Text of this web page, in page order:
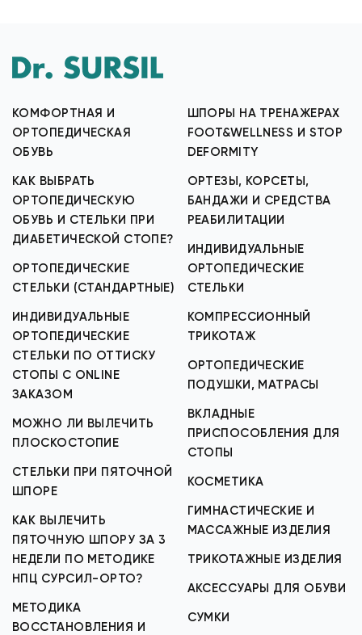
КОМФОРТНАЯ И
ОРТОПЕДИЧЕСКАЯ
ОБУВЬ
КАК ВЫБРАТЬ
ОРТОПЕДИЧЕСКУЮ
ОБУВЬ И СТЕЛЬКИ ПРИ
ДИАБЕТИЧЕСКОЙ СТОПЕ?
ОРТОПЕДИЧЕСКИЕ
СТЕЛЬКИ (СТАНДАРТНЫЕ)
ИНДИВИДУАЛЬНЫЕ
ОРТОПЕДИЧЕСКИЕ
СТЕЛЬКИ ПО ОТТИСКУ
СТОПЫ С ONLINE
ЗАКАЗОМ
МОЖНО ЛИ ВЫЛЕЧИТЬ
ПЛОСКОСТОПИЕ
СТЕЛЬКИ ПРИ ПЯТОЧНОЙ
ШПОРЕ
КАК ВЫЛЕЧИТЬ
ПЯТОЧНУЮ ШПОРУ ЗА 3
НЕДЕЛИ ПО МЕТОДИКЕ
НПЦ СУРСИЛ-ОРТО?
МЕТОДИКА
ВОССТАНОВЛЕНИЯ И
ШПОРЫ НА ТРЕНАЖЕРАХ
FOOT&WELLNESS И STOP
DEFORMITY
ОРТЕЗЫ, КОРСЕТЫ,
БАНДАЖИ И СРЕДСТВА
РЕАБИЛИТАЦИИ
ИНДИВИДУАЛЬНЫЕ
ОРТОПЕДИЧЕСКИЕ
СТЕЛЬКИ
КОМПРЕССИОННЫЙ
ТРИКОТАЖ
ОРТОПЕДИЧЕСКИЕ
ПОДУШКИ, МАТРАСЫ
ВКЛАДНЫЕ
ПРИСПОСОБЛЕНИЯ ДЛЯ
СТОПЫ
КОСМЕТИКА
ГИМНАСТИЧЕСКИЕ И
МАССАЖНЫЕ ИЗДЕЛИЯ
ТРИКОТАЖНЫЕ ИЗДЕЛИЯ
АКСЕССУАРЫ ДЛЯ ОБУВИ
СУМКИ